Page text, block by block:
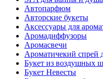
Автопарфюм
Авторские букеты
Аксессуары для
Аромадиффузоры
Аромасвечи
Ароматичекий спрей
Букет из воздушных
Букет Невесты